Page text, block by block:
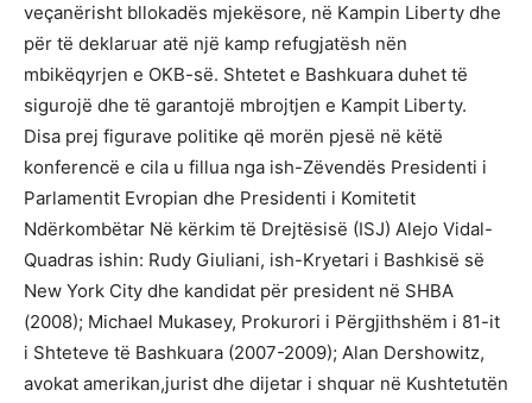
veçanërisht bllokadës mjekësore, në Kampin Liberty dhe
për të deklaruar atë një kamp refugjatësh nën
mbikëqyrjen e OKB-së. Shtetet e Bashkuara duhet të
sigurojë dhe të garantojë mbrojtjen e Kampit Liberty.
Disa prej figurave politike që morën pjesë në këtë
konferencë e cila u fillua nga ish-Zëvendës Presidenti i
Parlamentit Evropian dhe Presidenti i Komitetit
Ndërkombëtar Në kërkim të Drejtësisë (ISJ) Alejo Vidal-
Quadras ishin: Rudy Giuliani, ish-Kryetari i Bashkisë së
New York City dhe kandidat për president në SHBA
(2008); Michael Mukasey, Prokurori i Përgjithshëm i 81-it
i Shteteve të Bashkuara (2007-2009); Alan Dershowitz,
avokat amerikan,jurist dhe dijetar i shquar në Kushtetutën